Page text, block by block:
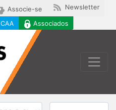
Associe-se Newsletter
CAA Associados